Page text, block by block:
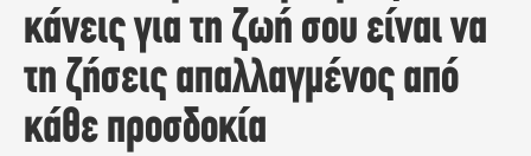
κάνεις για τη ζωή σου είναι να
τη ζήσεις απαλλαγμένος από
κάθε προσδοκία